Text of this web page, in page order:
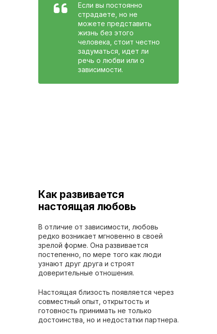
Если вы постоянно
страдаете, но не
можете представить
жизнь без этого
человека, стоит честно
задуматься, идет ли
речь о любви или о
зависимости.
Как развивается
настоящая любовь
В отличие от зависимости, любовь
редко возникает мгновенно в своей
зрелой форме. Она развивается
постепенно, по мере того как люди
узнают друг друга и строят
доверительные отношения.
Настоящая близость появляется через
совместный опыт, открытость и
готовность принимать не только
достоинства, но и недостатки партнера.